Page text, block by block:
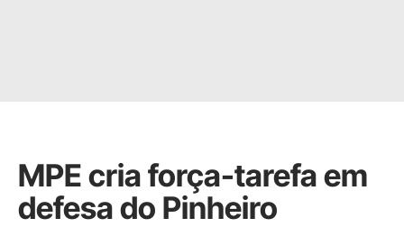
MPE cria força-tarefa em
defesa do Pinheiro